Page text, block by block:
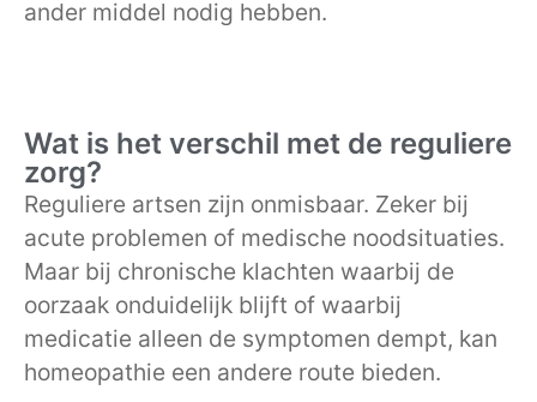
ander middel nodig hebben.
Wat is het verschil met de reguliere
zorg?
Reguliere artsen zijn onmisbaar. Zeker bij
acute problemen of medische noodsituaties.
Maar bij chronische klachten waarbij de
oorzaak onduidelijk blijft of waarbij
medicatie alleen de symptomen dempt, kan
homeopathie een andere route bieden.